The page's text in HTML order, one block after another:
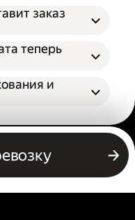
заказ
теперь
и
Россия